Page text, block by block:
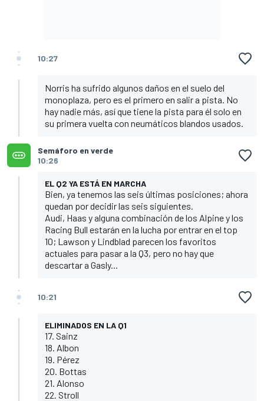
10:27
Norris ha sufrido algunos daños en el suelo del
monoplaza, pero es el primero en salir a pista. No
hay nadie más, así que tiene la pista para él solo en
su primera vuelta con neumáticos blandos usados.
Semáforo en verde
10:26
EL Q2 YA ESTÁ EN MARCHA
Bien, ya tenemos las seis últimas posiciones; ahora
quedan por decidir las seis siguientes.
Audi, Haas y alguna combinación de los Alpine y los
Racing Bull estarán en la lucha por entrar en el top
10; Lawson y Lindblad parecen los favoritos
actuales para pasar a la Q3, pero no hay que
descartar a Gasly...
10:21
ELIMINADOS EN LA Q1
17. Sainz
18. Albon
19. Pérez
20. Bottas
21. Alonso
22. Stroll